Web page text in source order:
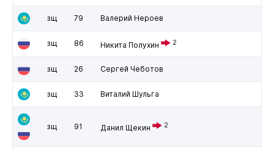
зщ 79 Валерий Нероев
зщ 86 Никита Полухин 2
зщ 26 Сергей Чеботов
зщ 33 Виталий Шульга
зщ 91 Данил Щекин 2